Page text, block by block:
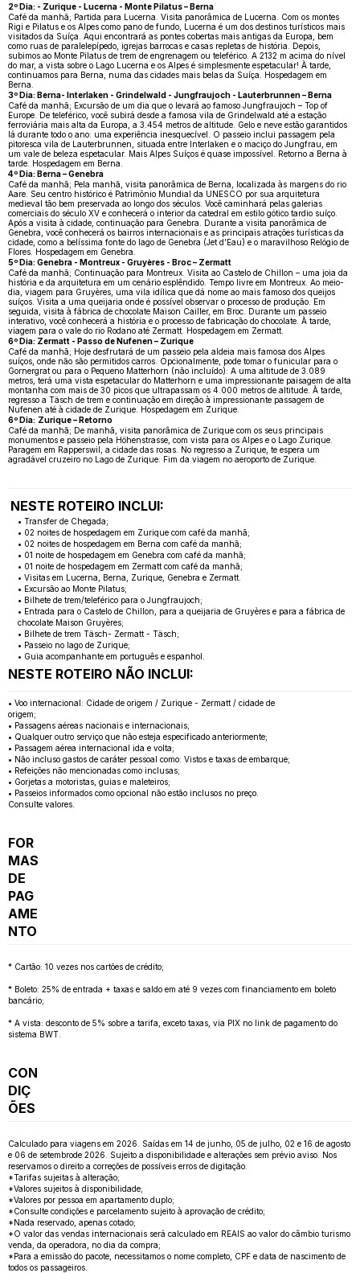
NESTE ROTEIRO INCLUI:
• Transfer de Chegada;
• 02 noites de hospedagem em Zurique com café da manhã;
• 02 noites de hospedagem em Berna com café da manhã;
• 01 noite de hospedagem em Genebra com café da manhã;
• 01 noite de hospedagem em Zermatt com café da manhã;
• Visitas em Lucerna, Berna, Zurique, Genebra e Zermatt.
• Excursão ao Monte Pilatus;
• Bilhete de trem/teleférico para o Jungfraujoch;
• Entrada para o Castelo de Chillon, para a queijaria de Gruyères e para a fábrica de
chocolate Maison Gruyères;
• Bilhete de trem Täsch- Zermatt - Täsch;
• Passeio no lago de Zurique;
• Guia acompanhante em português e espanhol.
NESTE ROTEIRO NÃO INCLUI:
• Voo internacional: Cidade de origem / Zurique - Zermatt / cidade de
origem;
• Passagens aéreas nacionais e internacionais;
• Qualquer outro serviço que não esteja especificado anteriormente;
• Passagem aérea internacional ida e volta;
• Não incluso gastos de caráter pessoal como: Vistos e taxas de embarque;
• Refeições não mencionadas como inclusas;
• Gorjetas a motoristas, guias e maleteiros;
• Passeios informados como opcional não estão inclusos no preço.
Consulte valores.
2º Dia: - Zurique - Lucerna - Monte Pilatus – Berna
Café da manhã; Partida para Lucerna. Visita panorâmica de Lucerna. Com os montes
Rigi e Pilatus e os Alpes como pano de fundo, Lucerna é um dos destinos turísticos mais
visitados da Suíça. Aqui encontrará as pontes cobertas mais antigas da Europa, bem
como ruas de paralelepípedo, igrejas barrocas e casas repletas de história. Depois,
subimos ao Monte Pilatus de trem de engrenagem ou teleférico. A 2132 m acima do nível
do mar, a vista sobre o Lago Lucerna e os Alpes é simplesmente espetacular! À tarde,
continuamos para Berna, numa das cidades mais belas da Suíça. Hospedagem em
Berna.
3º Dia: Berna- Interlaken - Grindelwald - Jungfraujoch - Lauterbrunnen – Berna
Café da manhã; Excursão de um dia que o levará ao famoso Jungfraujoch – Top of
Europe. De teleférico, você subirá desde a famosa vila de Grindelwald até a estação
ferroviária mais alta da Europa, a 3.454 metros de altitude. Gelo e neve estão garantidos
lá durante todo o ano: uma experiência inesquecível. O passeio inclui passagem pela
pitoresca vila de Lauterbrunnen, situada entre Interlaken e o maciço do Jungfrau, em
um vale de beleza espetacular. Mais Alpes Suíços é quase impossível. Retorno a Berna à
tarde. Hospedagem em Berna.
4º Dia: Berna – Genebra
Café da manhã; Pela manhã, visita panorâmica de Berna, localizada às margens do rio
Aare. Seu centro histórico é Patrimônio Mundial da UNESCO por sua arquitetura
medieval tão bem preservada ao longo dos séculos. Você caminhará pelas galerias
comerciais do século XV e conhecerá o interior da catedral em estilo gótico tardio suíço.
Após a visita à cidade, continuação para Genebra. Durante a visita panorâmica de
Genebra, você conhecerá os bairros internacionais e as principais atrações turísticas da
cidade, como a belíssima fonte do lago de Genebra (Jet d’Eau) e o maravilhoso Relógio de
Flores. Hospedagem em Genebra.
5º Dia: Genebra - Montreux - Gruyères - Broc – Zermatt
Café da manhã; Continuação para Montreux. Visita ao Castelo de Chillon – uma joia da
história e da arquitetura em um cenário esplêndido. Tempo livre em Montreux. Ao meio-
dia, viagem para Gruyères, uma vila idílica que dá nome ao mais famoso dos queijos
suíços. Visita a uma queijaria onde é possível observar o processo de produção. Em
seguida, visita à fábrica de chocolate Maison Cailler, em Broc. Durante um passeio
interativo, você conhecerá a história e o processo de fabricação do chocolate. À tarde,
viagem para o vale do rio Rodano até Zermatt. Hospedagem em Zermatt.
6º Dia: Zermatt - Passo de Nufenen – Zurique
Café da manhã; Hoje desfrutará de um passeio pela aldeia mais famosa dos Alpes
suíços, onde não são permitidos carros. Opcionalmente, pode tomar o funicular para o
Gornergrat ou para o Pequeno Matterhorn (não incluído): A uma altitude de 3.089
metros, terá uma vista espetacular do Matterhorn e uma impressionante paisagem de alta
montanha com mais de 30 picos que ultrapassam os 4.000 metros de altitude. À tarde,
regresso a Täsch de trem e continuação em direção à impressionante passagem de
Nufenen até à cidade de Zurique. Hospedagem em Zurique.
6º Dia: Zurique – Retorno
Café da manhã; De manhã, visita panorâmica de Zurique com os seus principais
monumentos e passeio pela Höhenstrasse, com vista para os Alpes e o Lago Zurique.
Paragem em Rapperswil, a cidade das rosas. No regresso a Zurique, te espera um
agradável cruzeiro no Lago de Zurique. Fim da viagem no aeroporto de Zurique.
FOR
MAS
DE
PAG
AME
NTO
* Cartão: 10 vezes nos cartões de crédito;
* Boleto: 25% de entrada + taxas e saldo em até 9 vezes com financiamento em boleto
bancário;
* A vista: desconto de 5% sobre a tarifa, exceto taxas, via PIX no link de pagamento do
sistema BWT.
CON
DIÇ
ÕES
Calculado para viagens em 2026. Saídas em 14 de junho, 05 de julho, 02 e 16 de agosto
e 06 de setembrode 2026. Sujeito a disponibilidade e alterações sem prévio aviso. Nos
reservamos o direito a correções de possíveis erros de digitação.
*Tarifas sujeitas à alteração;
*Valores sujeitos à disponibilidade;
*Valores por pessoa em apartamento duplo;
*Consulte condições e parcelamento sujeito à aprovação de crédito;
*Nada reservado, apenas cotado;
*O valor das vendas internacionais será calculado em REAIS ao valor do câmbio turismo
venda, da operadora, no dia da compra;
*Para a emissão do pacote, necessitamos o nome completo, CPF e data de nascimento de
todos os passageiros.